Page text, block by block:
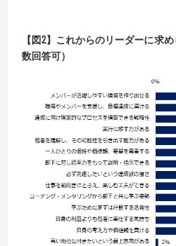
【 図2】これからのリーダーに求
数回答可）